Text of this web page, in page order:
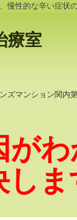
慢性的な辛い症
療室
ズマンション関内
が
しま